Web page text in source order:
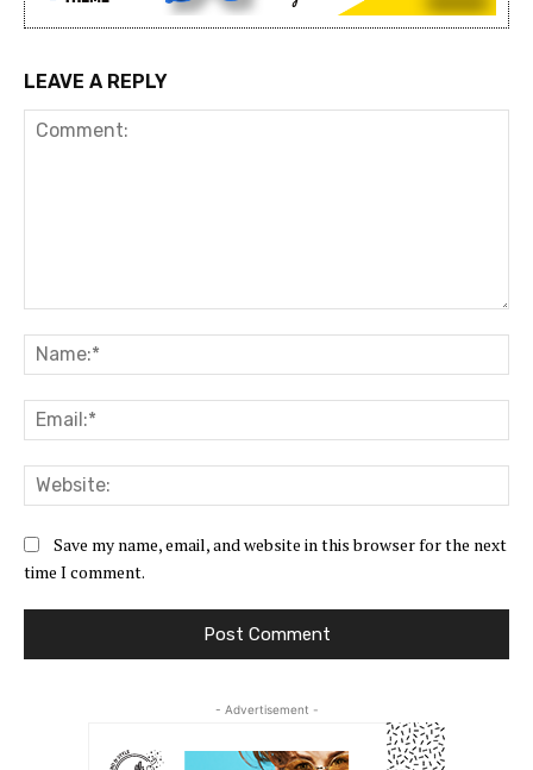
LEAVE A REPLY
Save my name, email, and website in this browser for the next
time I comment.
- Advertisement -